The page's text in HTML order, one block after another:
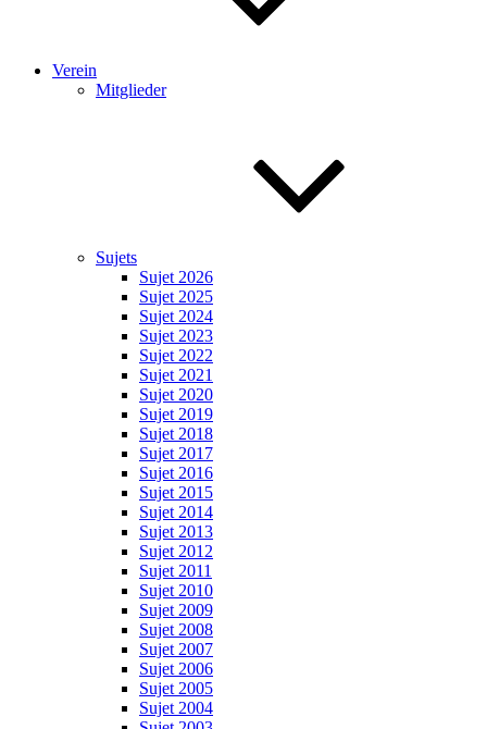
Verein
Mitglieder
Sujets
Sujet 2026
Sujet 2025
Sujet 2024
Sujet 2023
Sujet 2022
Sujet 2021
Sujet 2020
Sujet 2019
Sujet 2018
Sujet 2017
Sujet 2016
Sujet 2015
Sujet 2014
Sujet 2013
Sujet 2012
Sujet 2011
Sujet 2010
Sujet 2009
Sujet 2008
Sujet 2007
Sujet 2006
Sujet 2005
Sujet 2004